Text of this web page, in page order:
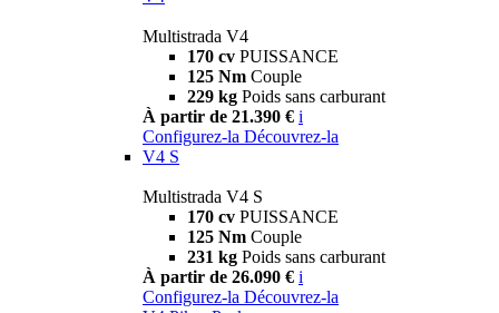
Multistrada V4
170 cv PUISSANCE
125 Nm Couple
229 kg Poids sans carburant
À partir de 21.390 € i
Configurez-la Découvrez-la
V4 S
Multistrada V4 S
170 cv PUISSANCE
125 Nm Couple
231 kg Poids sans carburant
À partir de 26.090 € i
Configurez-la Découvrez-la